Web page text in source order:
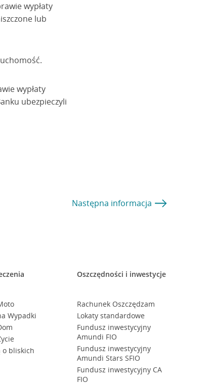
wypłaty
lub
wypłaty
ubezpieczyli
Następna informacja
Wypadki
o bliskich
Oszczędności i inwestycje
Rachunek Oszczędzam
Lokaty standardowe
Fundusz inwestycyjny
Amundi FIO
Fundusz inwestycyjny
Amundi Stars SFIO
Fundusz inwestycyjny CA
FIO